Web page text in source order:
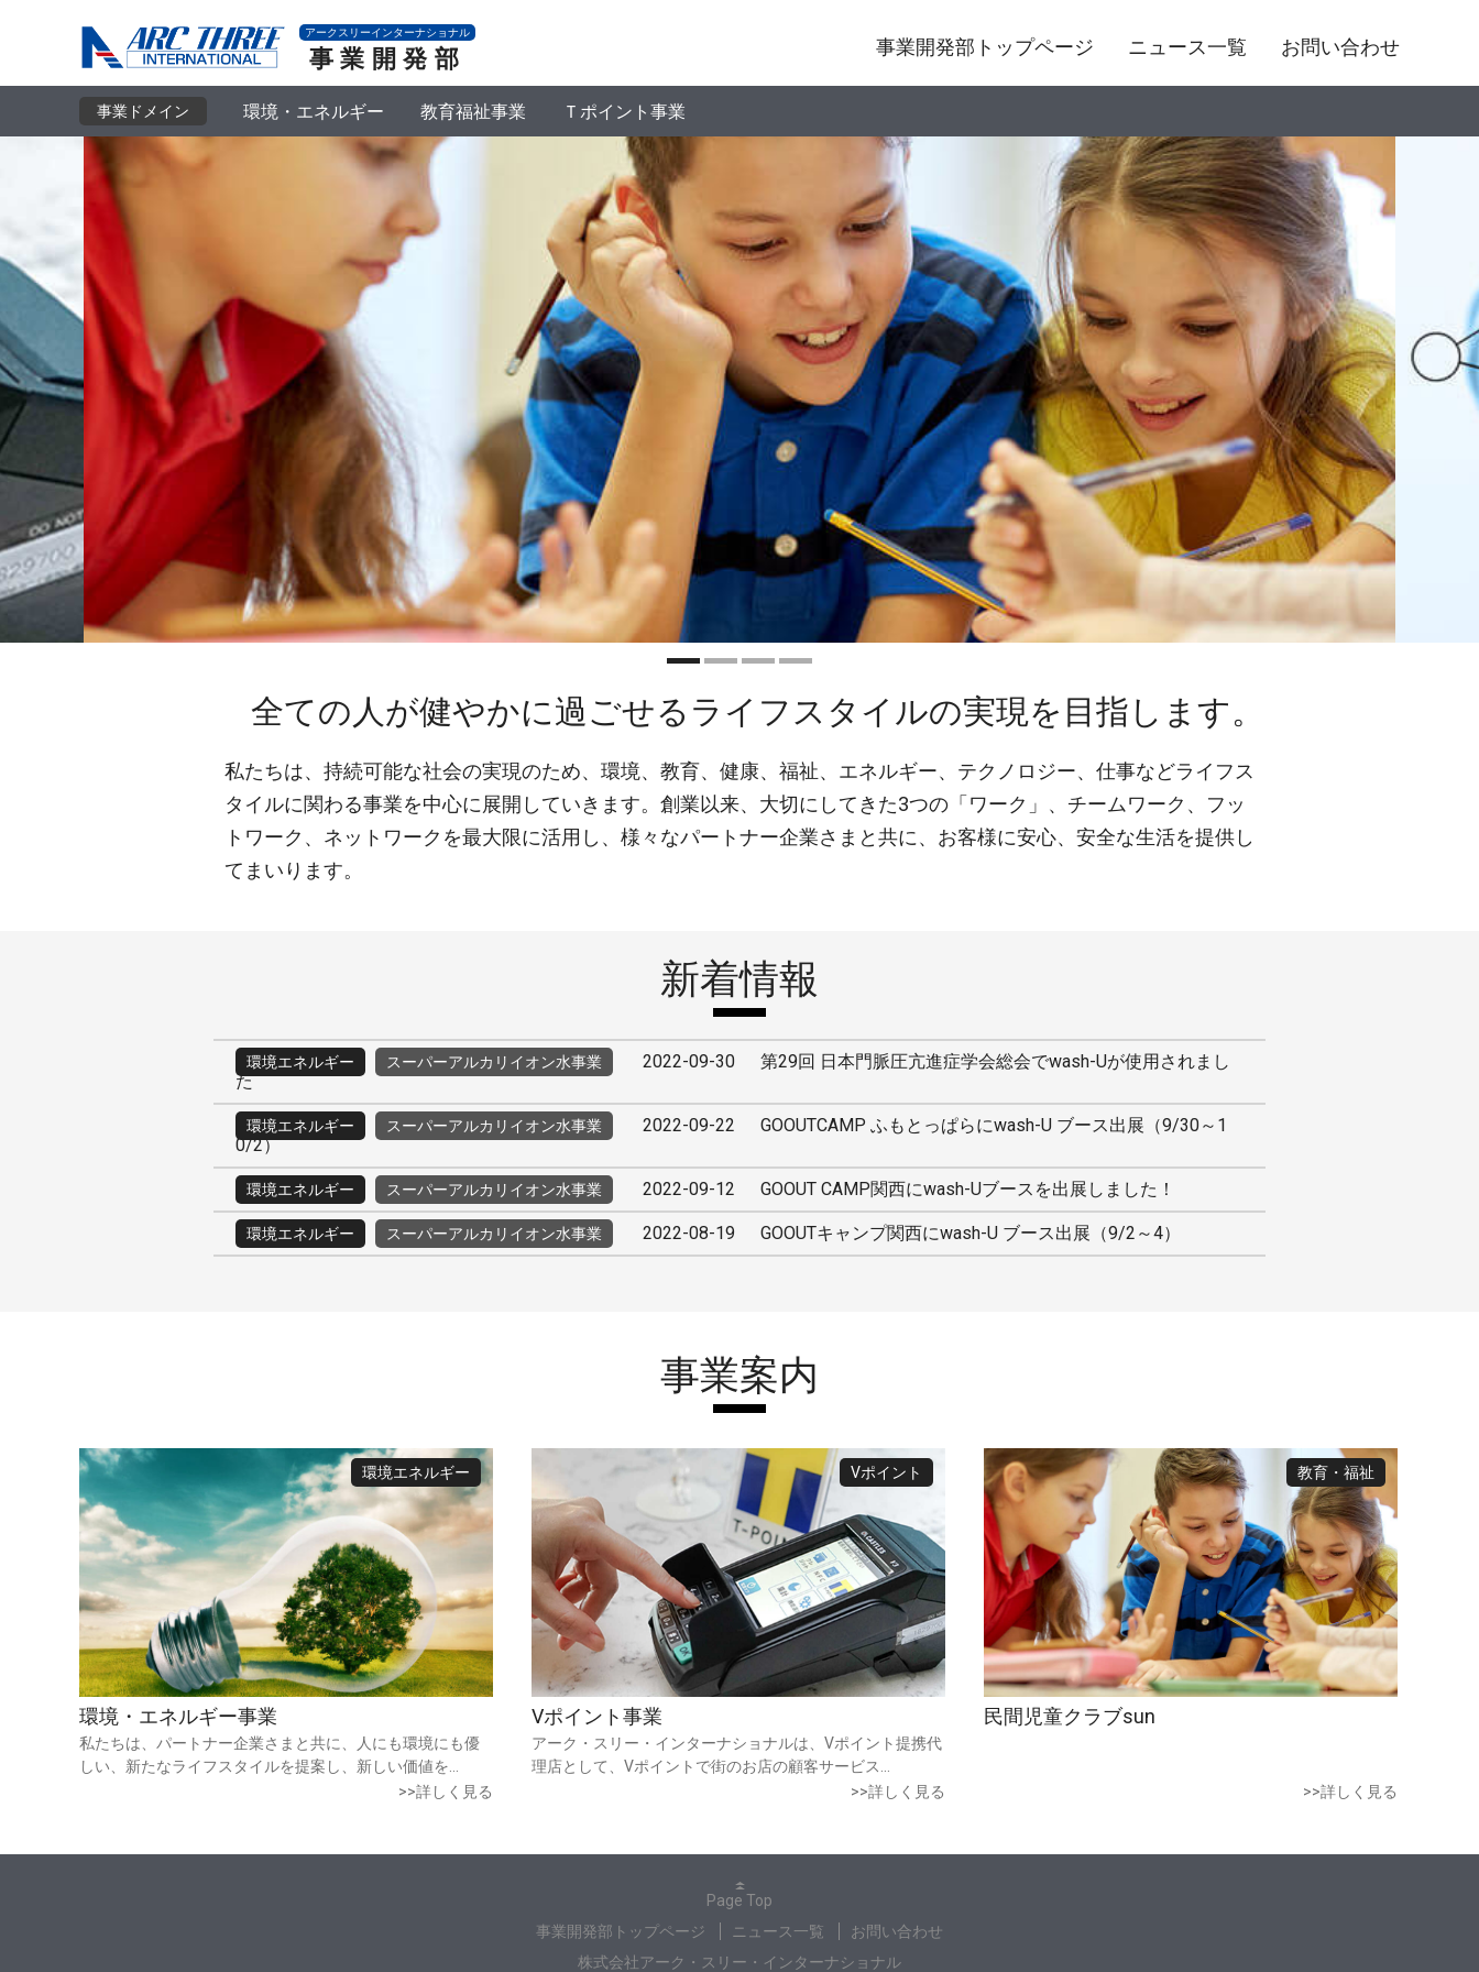
アークスリーインターナショナル
事業開発部 事業開発部トップページ ニュース一覧 お問い合わせ
事業ドメイン 環境・エネルギー 教育福祉事業 Ｔポイント事業
全ての人が健やかに過ごせるライフスタイルの実現を目指します。
私たちは、持続可能な社会の実現のため、環境、教育、健康、福祉、エネルギー、テクノロジー、仕事などライフス
タイルに関わる事業を中心に展開していきます。創業以来、大切にしてきた3つの「ワーク」、チームワーク、フッ
トワーク、ネットワークを最大限に活用し、様々なパートナー企業さまと共に、お客様に安心、安全な生活を提供し
てまいります。
新着情報
環境エネルギー スーパーアルカリイオン水事業 2022-09-30
第29回 日本門脈圧亢進症学会総会でwash-Uが使用されまし
た
環境エネルギー スーパーアルカリイオン水事業 2022-09-22
GOOUTCAMP ふもとっぱらにwash-U ブース出展（9/30～1
0/2）
環境エネルギー スーパーアルカリイオン水事業 2022-09-12 GOOUT CAMP関西にwash-Uブースを出展しました！
環境エネルギー スーパーアルカリイオン水事業 2022-08-19 GOOUTキャンプ関西にwash-U ブース出展（9/2～4）
事業案内
環境・エネルギー事業
私たちは、パートナー企業さまと共に、人にも環境にも優
しい、新たなライフスタイルを提案し、新しい価値を...
>>詳しく見る
環境エネルギー
Vポイント事業
アーク・スリー・インターナショナルは、Vポイント提携代
理店として、Vポイントで街のお店の顧客サービス...
>>詳しく見る
Vポイント
民間児童クラブsun
>>詳しく見る
教育・福祉
Page Top
事業開発部トップページ
ニュース一覧
お問い合わせ
株式会社アーク・スリー・インターナショナル